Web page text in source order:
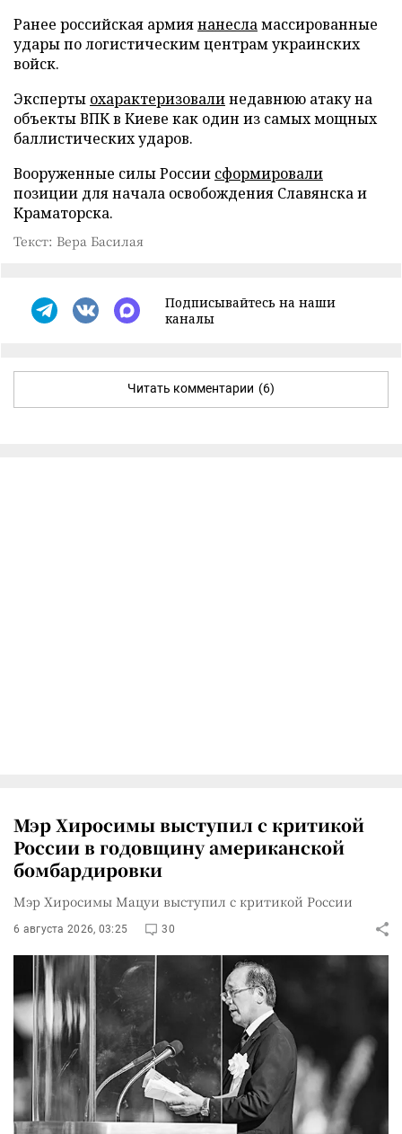
Ранее российская армиянанесламассированные
удары по логистическим центрам украинских
войск.
Эксперты охарактеризовалинедавнюю атаку на
объекты ВПК в Киеве как один из самых мощных
баллистических ударов.
Вооруженные силы России сформировали
позиции для начала освобождения Славянска и
Краматорска.
Текст: Вера Басилая
Подписывайтесь на наши
каналы
Читать комментарии (6)
Мэр Хиросимы выступил с критикой
России в годовщину американской
бомбардировки
Мэр Хиросимы Мацуи выступил с критикой России
6 августа 2026, 03:25 30